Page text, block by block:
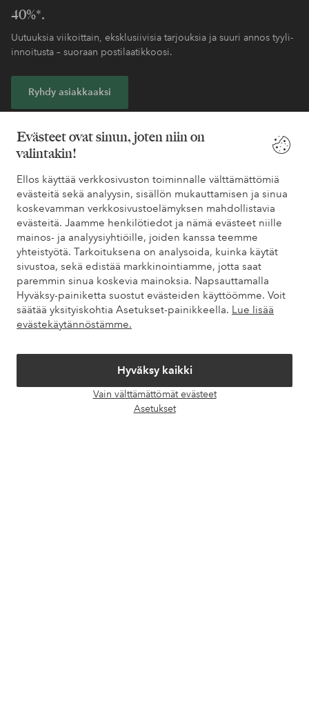
Evästeet ovat sinun, joten niin on
valintakin!
Ellos käyttää verkkosivuston toiminnalle välttämättömiä
evästeitä sekä analyysin, sisällön mukauttamisen ja sinua
koskevamman verkkosivustoelämyksen mahdollistavia
evästeitä. Jaamme henkilötiedot ja nämä evästeet niille
mainos- ja analyysiyhtiöille, joiden kanssa teemme
yhteistyötä. Tarkoituksena on analysoida, kuinka käytät
sivustoa, sekä edistää markkinointiamme, jotta saat
paremmin sinua koskevia mainoksia. Napsauttamalla
Hyväksy-painiketta suostut evästeiden käyttöömme. Voit
säätää yksityiskohtia Asetukset-painikkeella. Lue lisää
evästekäytännöstämme.
Hyväksy kaikki
Vain välttämättömät evästeet
Asetukset
40%*.
Uutuuksia viikoittain, eksklusiivisia tarjouksia ja suuri annos tyyli-
innoitusta – suoraan postilaatikkoosi.
Ryhdy asiakkaaksi
Tarvitsetko apua?
Löydät vastaukset useimmin kysyttyihin kysymyksiin usein
kysytyistä kysymyksistä. Löydät myös tietoa siitä, miten voit ottaa
meihin yhteyttä.
Asiakaspalvelu Tilaukset Maksutavat
Omat sivut
Tietoa Elloksesta